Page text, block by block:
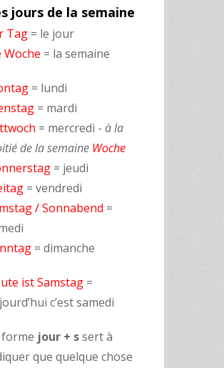
jours de la semaine
Tag = le jour
Woche = la semaine
= lundi
= mardi
= mercredi - à la
de la semaine Woche
= jeudi
= vendredi
/ Sonnabend =
= dimanche
ist Samstag =
c’est samedi
forme jour + ssert à
que quelque chose